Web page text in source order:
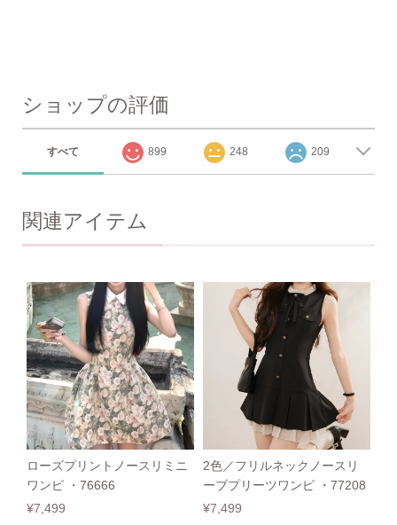
ショップの評価
すべて 899 248 209
関連アイテム
ローズプリントノースリミニ
ワンピ ・76666
¥7,499
2色／フリルネックノースリ
ーブプリーツワンピ ・77208
¥7,499